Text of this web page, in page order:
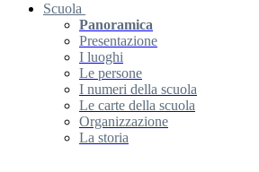
Scuola
Panoramica
Presentazione
I luoghi
Le persone
I numeri della scuola
Le carte della scuola
Organizzazione
La storia